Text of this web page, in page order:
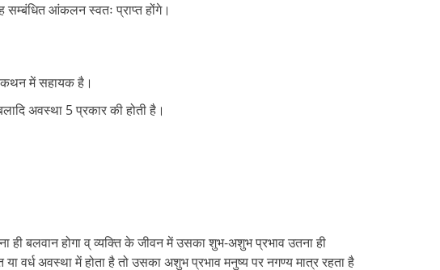
आंकलन स्वतः प्राप्त होंगे।
कथन में सहायक है।
अवस्था 5 प्रकार की होती है।
ही बलवान होगा व् व्यक्ति के जीवन में उसका शुभ-अशुभ प्रभाव उतना ही
वर्ध अवस्था में होता है तो उसका अशुभ प्रभाव मनुष्य पर नगण्य मात्र रहता है